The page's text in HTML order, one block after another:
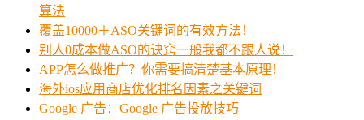
算法
覆盖10000＋ASO关键词的有效方法！
别人0成本做ASO的诀窍一般我都不跟人说！
APP怎么做推广？你需要搞清楚基本原理！
海外ios应用商店优化排名因素之关键词
Google 广告：Google 广告投放技巧